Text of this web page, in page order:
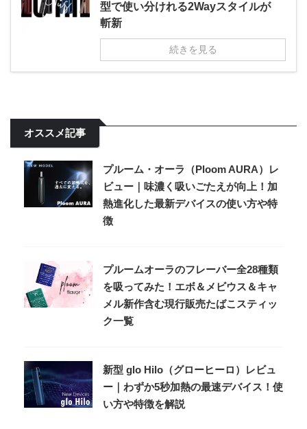
型で使い分けれる2Wayスタイルが
斬新
続きを見る
オススメ記事
プルーム・オーラ（Ploom AURA）レ
ビュー｜味濃く吸いごたえが向上！加
熱進化した最新デバイスの使い方や特
徴
プルームオーラのフレーバー全28種類
を吸ってみた！エボ＆メビウス＆キャ
メル新作含む現行販売たばこスティッ
ク一覧
新型 glo Hilo（グローヒーロ）レビュ
ー｜わずか5秒加熱の最速デバイス！使
い方や特徴を解説